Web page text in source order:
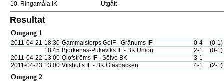
10. Ringamåla IK Utgått
Resultat
Omgång 1
2011-04-21 18:30 Gammalstorps GoIF - Gränums IF 0-4
(0-1)
18:45 Björkenäs-Pukaviks IF - BK Union 2-1
(0-1)
2011-04-22 13:00 Olofströms IF - Sölve BK
3-1
2011-04-23 13:00 Vilshults IF - BK Glasbacken 4-1 (2-1)
Omgång 2